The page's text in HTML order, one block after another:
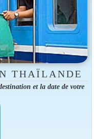
THAÏLANDE
et la date de votre